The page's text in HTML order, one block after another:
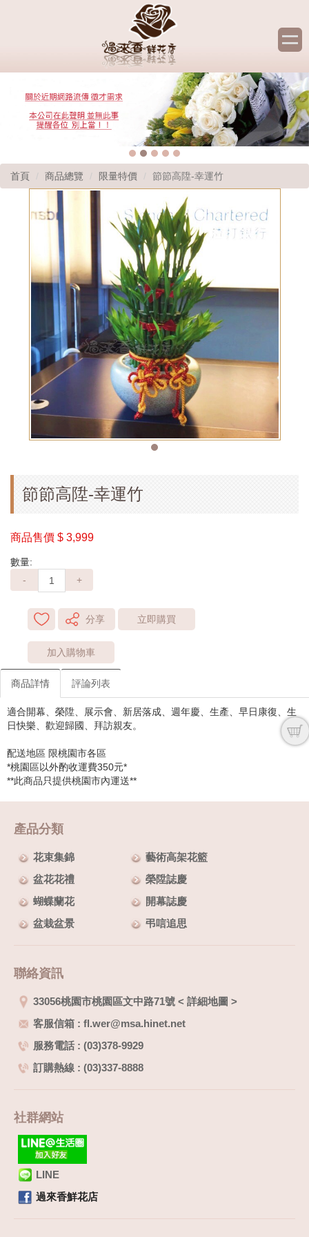
首頁 商品總覽 限量特價 節節高陞-幸運竹
節節高陞-幸運竹
商品售價 $ 3,999
數量:
-
+
分享 立即購買
加入購物車
商品詳情 評論列表
適合開幕、榮陞、展示會、新居落成、週年慶、生產、早日康復、生
日快樂、歡迎歸國、拜訪親友。
配送地區 限桃園市各區
*桃園區以外酌收運費350元*
**此商品只提供桃園市內運送**
產品分類
花束集錦
盆花花禮
蝴蝶蘭花
盆栽盆景
藝術高架花籃
榮陞誌慶
開幕誌慶
弔唁追思
聯絡資訊
33056桃園市桃園區文中路71號 < 詳細地圖 >
客服信箱 : fl.wer@msa.hinet.net
服務電話 : (03)378-9929
訂購熱線 : (03)337-8888
社群網站
LINE
過來香鮮花店